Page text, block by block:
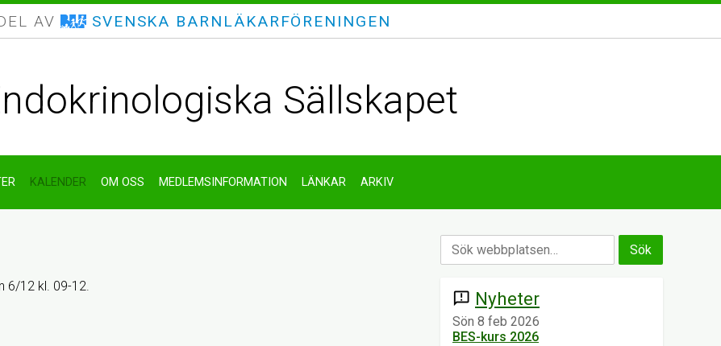
AV SVENSKA BARNLÄKARFÖRENINGEN
Sällskapet
KALENDER OM OSS MEDLEMSINFORMATION LÄNKAR ARKIV
6/12 kl. 09-12.
announcement Nyheter
Sön 8 feb 2026
BES-kurs 2026